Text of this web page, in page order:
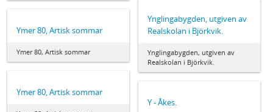
Ynglingabygden, utgiven av
Realskolan i Björkvik.
Ynglingabygden, utgiven av
Realskolan i Björkvik.
Ymer 80, Artisk sommar
Ymer 80, Artisk sommar
Ymer 80, Artisk sommar
Y - Åkes.